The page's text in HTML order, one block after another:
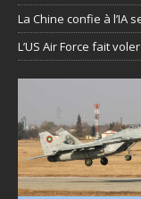
La Chine confie à
L’US Air Force fait